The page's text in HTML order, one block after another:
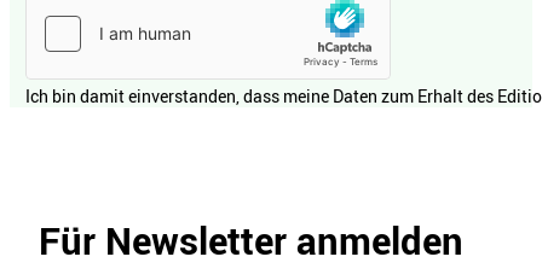
Ich bin damit einverstanden, dass meine Daten zum Erhalt des
Für Newsletter anmelden